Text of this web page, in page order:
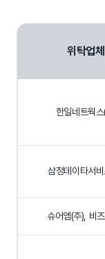
위탁업체
한일네트웍
삼정데이타서
슈어엠(주), 비